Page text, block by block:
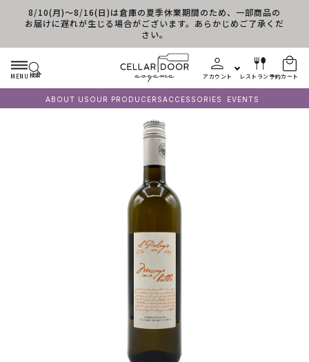
コンテンツに進む
8/10(月)～8/16(日)は倉庫の夏季休業期間のため、一部商品の
お届けに遅れが生じる場合がございます。あらかじめご了承くだ
さい。
MENU 検索 アカウント レストラン予約カート
ABOUT US OUR PRODUCERSACCESSORIES EVENTS